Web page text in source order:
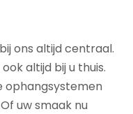
ons altijd centraal.
altijd bij u thuis.
ophangsystemen
uw smaak nu